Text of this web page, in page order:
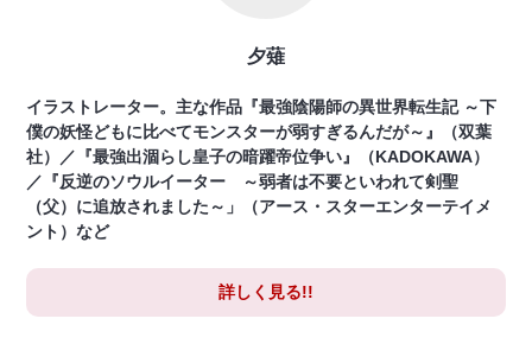
夕薙
イラストレーター。主な作品『最強陰陽師の異世界転生記 ～下
僕の妖怪どもに比べてモンスターが弱すぎるんだが～』（双葉
社）／『最強出涸らし皇子の暗躍帝位争い』（KADOKAWA）
／『反逆のソウルイーター ～弱者は不要といわれて剣聖
（父）に追放されました～」（アース・スターエンターテイメ
ント）など
詳しく見る!!